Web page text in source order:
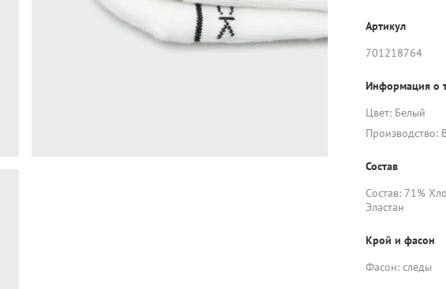
Артикул
701218764
Информация о
Цвет: Белый
Производство:
Состав
Состав: 71%
Эластан
Крой и фасон
Фасон: следы